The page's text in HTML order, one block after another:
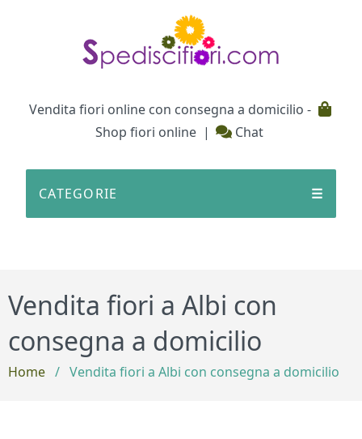
Vendita fiori online con consegna a domicilio -
Shop fiori online | Chat
CATEGORIE ☰
Vendita fiori a Albi con
consegna a domicilio
Home / Vendita fiori a Albi con consegna a domicilio